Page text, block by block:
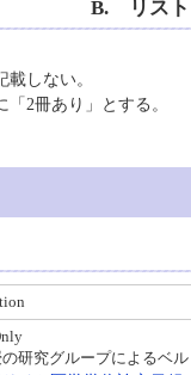
B. リスト
しない。
2冊あり」とする。
研究グループによるベ